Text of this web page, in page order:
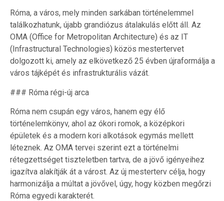
Róma, a város, mely minden sarkában történelemmel
találkozhatunk, újabb grandiózus átalakulás előtt áll. Az
OMA (Office for Metropolitan Architecture) és az IT
(Infrastructural Technologies) közös mestertervet
dolgozott ki, amely az elkövetkező 25 évben újraformálja a
város tájképét és infrastrukturális vázát.
### Róma régi-új arca
Róma nem csupán egy város, hanem egy élő
történelemkönyv, ahol az ókori romok, a középkori
épületek és a modern kori alkotások egymás mellett
léteznek. Az OMA tervei szerint ezt a történelmi
rétegzettséget tiszteletben tartva, de a jövő igényeihez
igazítva alakítják át a várost. Az új mesterterv célja, hogy
harmonizálja a múltat a jövővel, úgy, hogy közben megőrzi
Róma egyedi karakterét.